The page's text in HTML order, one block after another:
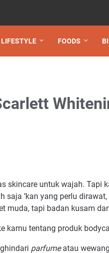
LIFESTYLE FOODS
skincare untuk wajah. Tapi
saja ‘kan yang perlu
muda, tapi badan kusam
kamu tentang produk
parfumeatau